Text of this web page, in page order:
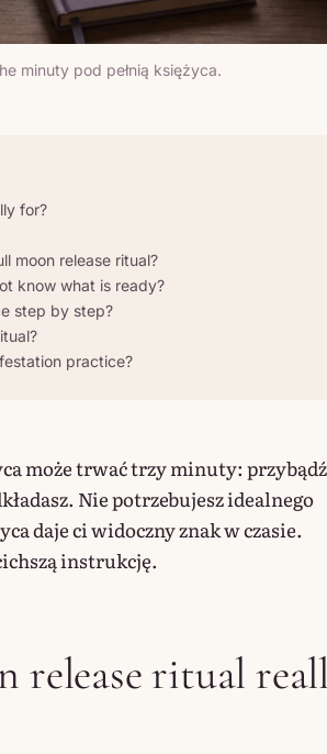
minuty pod pełnią księżyca.
for?
moon release ritual?
know what is ready?
step by step?
practice?
może trwać trzy minuty:
Nie potrzebujesz idealnego
daje ci widoczny znak w czasie.
instrukcję.
release ritual